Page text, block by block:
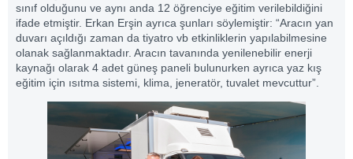
sınıf olduğunu ve aynı anda 12 öğrenciye eğitim verilebildiğini
ifade etmiştir. Erkan Erşin ayrıca şunları söylemiştir: “Aracın yan
duvarı açıldığı zaman da tiyatro vb etkinliklerin yapılabilmesine
olanak sağlanmaktadır. Aracın tavanında yenilenebilir enerji
kaynağı olarak 4 adet güneş paneli bulunurken ayrıca yaz kış
eğitim için ısıtma sistemi, klima, jeneratör, tuvalet mevcuttur”.